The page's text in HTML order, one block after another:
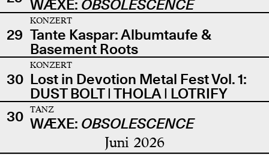
WÆXE: OBSOLESCENCE
29
KONZERT
Tante Kaspar: Albumtaufe &
Basement Roots
30
KONZERT
Lost in Devotion Metal Fest Vol. 1:
DUST BOLT | THOLA | LOTRIFY
30
TANZ
WÆXE: OBSOLESCENCE
Juni 2026